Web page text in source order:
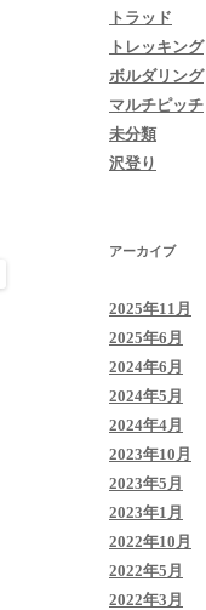
トラッド
トレッキング
ボルダリング
マルチピッチ
未分類
沢登り
アーカイブ
2025年11月
2025年6月
2024年6月
2024年5月
2024年4月
2023年10月
2023年5月
2023年1月
2022年10月
2022年5月
2022年3月